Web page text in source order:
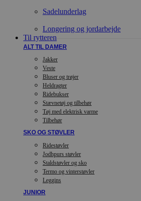
Sadelunderlag
Longering og jordarbejde
Til rytteren
ALT TIL DAMER
Jakker
Veste
Bluser og trøjer
Heldragter
Ridebukser
Stævnetøj og tilbehør
Tøj med elektrisk varme
Tilbehør
SKO OG STØVLER
Ridestøvler
Jodhpurs støvler
Staldstøvler og sko
Termo og vinterstøvler
Leggins
JUNIOR